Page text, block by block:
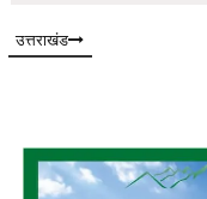
उत्तराखंड